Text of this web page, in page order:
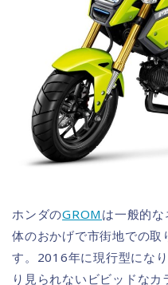
ホンダのGROM は一般的
体のおかげで市街地での取
す。2016年に現行型にな
り見られないビビッドな